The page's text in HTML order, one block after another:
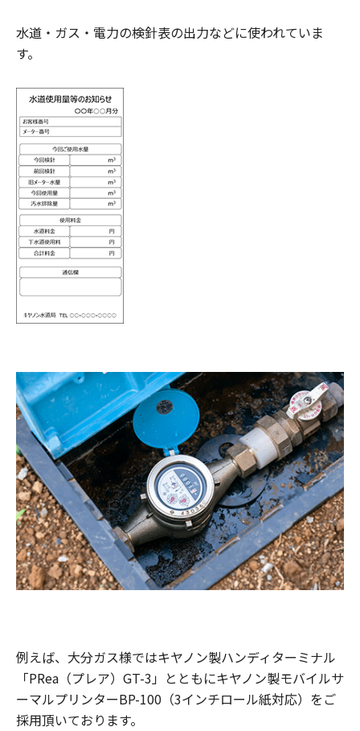
水道・ガス・電力の検針表の出力などに使われていま
す。
例えば、大分ガス様ではキヤノン製ハンディターミナル
「PRea（プレア）GT-3」とともにキヤノン製モバイルサ
ーマルプリンターBP-100（3インチロール紙対応）をご
採用頂いております。